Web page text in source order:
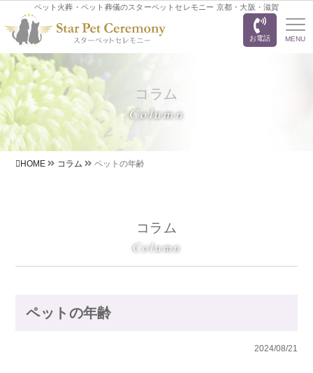
ペット火葬・ペット葬儀のスターペットセレモニー 京都・大阪・滋賀
お電話 MENU
コラム
Column
HOME コラム ペットの年齢
コラム
Column
ペットの年齢
2024/08/21